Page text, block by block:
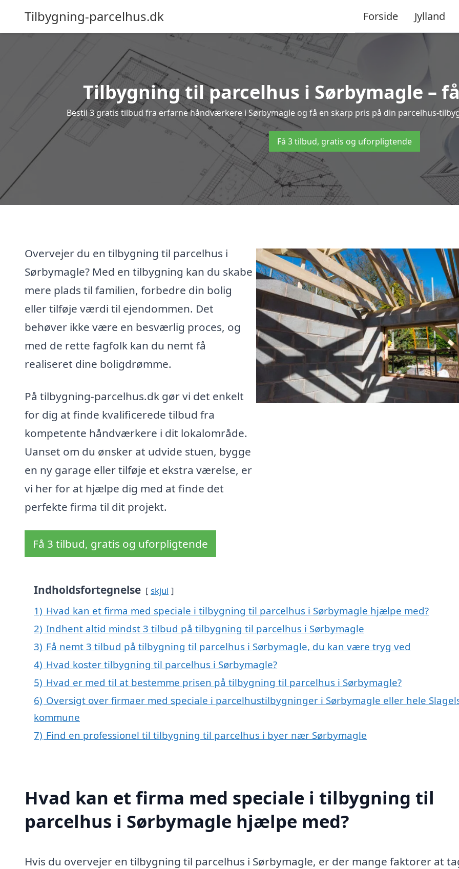
Tilbygning-parcelhus.dk Forside Jylland
Tilbygning til parcelhus i Sørbymagle –
Bestil 3 gratis tilbud fra erfarne håndværkere i Sørbymagle og få en skarp pris på din parcelhus-
Få 3 tilbud, gratis og uforpligtende
Overvejer du en tilbygning til parcelhus i
Sørbymagle? Med en tilbygning kan du skabe
mere plads til familien, forbedre din bolig
eller tilføje værdi til ejendommen. Det
behøver ikke være en besværlig proces, og
med de rette fagfolk kan du nemt få
realiseret dine boligdrømme.
På tilbygning-parcelhus.dk gør vi det enkelt
for dig at finde kvalificerede tilbud fra
kompetente håndværkere i dit lokalområde.
Uanset om du ønsker at udvide stuen, bygge
en ny garage eller tilføje et ekstra værelse, er
vi her for at hjælpe dig med at finde det
perfekte firma til dit projekt.
Få 3 tilbud, gratis og uforpligtende
Indholdsfortegnelse skjul
1) Hvad kan et firma med speciale i tilbygning til parcelhus i Sørbymagle hjælpe med?
2) Indhent altid mindst 3 tilbud på tilbygning til parcelhus i Sørbymagle
3) Få nemt 3 tilbud på tilbygning til parcelhus i Sørbymagle, du kan være tryg ved
4) Hvad koster tilbygning til parcelhus i Sørbymagle?
5) Hvad er med til at bestemme prisen på tilbygning til parcelhus i Sørbymagle?
6) Oversigt over firmaer med speciale i parcelhustilbygninger i Sørbymagle eller hele
kommune
7) Find en professionel til tilbygning til parcelhus i byer nær Sørbymagle
Hvad kan et firma med speciale i tilbygning til
parcelhus i Sørbymagle hjælpe med?
Hvis du overvejer en tilbygning til parcelhus i Sørbymagle, er der mange faktorer at